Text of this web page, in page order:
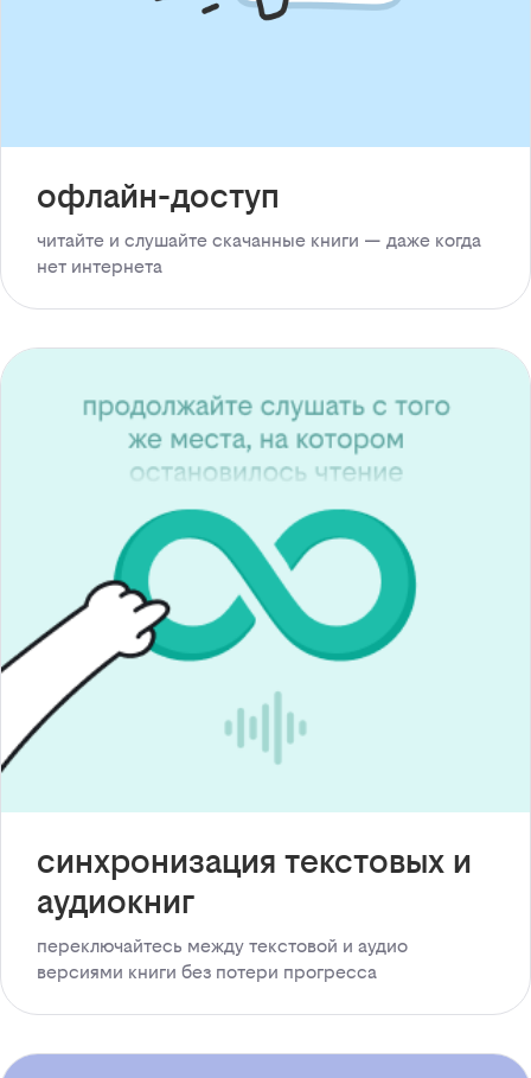
офлайн-доступ
читайте и слушайте скачанные книги — даже когда
нет интернета
синхронизация текстовых и
аудиокниг
переключайтесь между текстовой и аудио
версиями книги без потери прогресса